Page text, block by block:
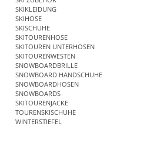
SKIKLEIDUNG
SKIHOSE
SKISCHUHE
SKITOURENHOSE
SKITOUREN UNTERHOSEN
SKITOURENWESTEN
SNOWBOARDBRILLE
SNOWBOARD HANDSCHUHE
SNOWBOARDHOSEN
SNOWBOARDS
SKITOURENJACKE
TOURENSKISCHUHE
WINTERSTIEFEL